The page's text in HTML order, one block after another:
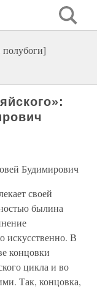
полубоги]
Будимирович
своей
былина
искусственно. В
концовки
цикла и во
Так, концовка,